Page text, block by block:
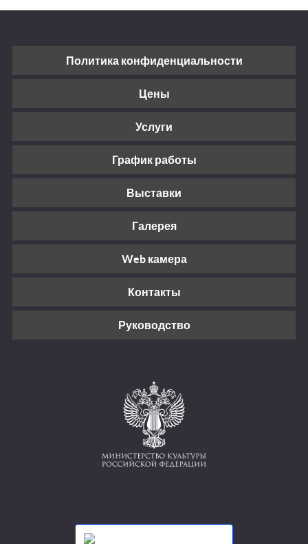
Политика конфиденциальности
Цены
Услуги
График работы
Выставки
Галерея
Web камера
Контакты
Руководство